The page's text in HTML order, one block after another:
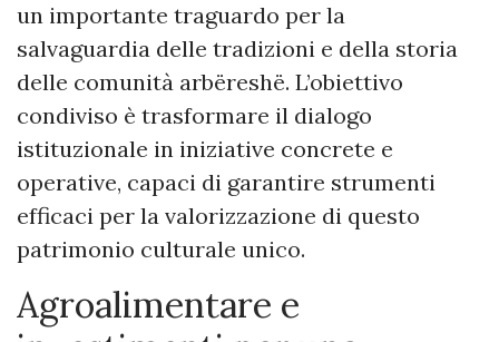
un importante traguardo per la
salvaguardia delle tradizioni e della storia
delle comunità arbëreshë. L’obiettivo
condiviso è trasformare il dialogo
istituzionale in iniziative concrete e
operative, capaci di garantire strumenti
efficaci per la valorizzazione di questo
patrimonio culturale unico.
Agroalimentare e